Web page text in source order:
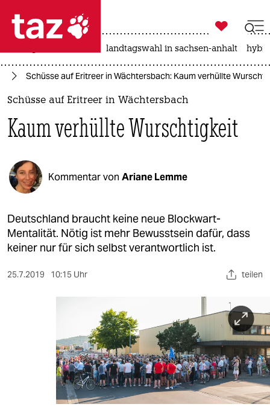
 taz zahl ich
taz zahl ich
politik
öko
gesellschaft
kultur
sport
berlin
veranstaltungen

taz zahl ich
landtagswahl in sachsen-anhalt
Schüsse auf Eritreer in Wächtersbach: Kaum verhüllte
Schüsse auf Eritreer in Wächtersbach
Kaum verhüllte Wurschtigkeit
Kommentar von Ariane Lemme
Deutschland braucht keine neue Blockwart-
Mentalität. Nötig ist mehr Bewusstsein dafür, dass
keiner nur für sich selbst verantwortlich ist.
25.7.2019 10:15 Uhr teilen